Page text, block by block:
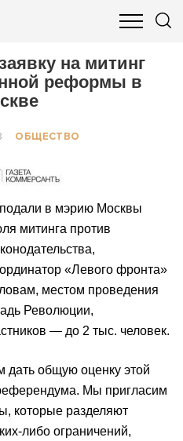
БИЗНЕС И ФИНАНСЫ
на митинг
реформы в
ОБЩЕСТВО
в мэрию Москвы
митинга против
«Левого фронта»
местом проведения
Революции,
— до 2 тыс. человек.
общую оценку этой
Мы пригласим
которые разделяют
либо ограничений,